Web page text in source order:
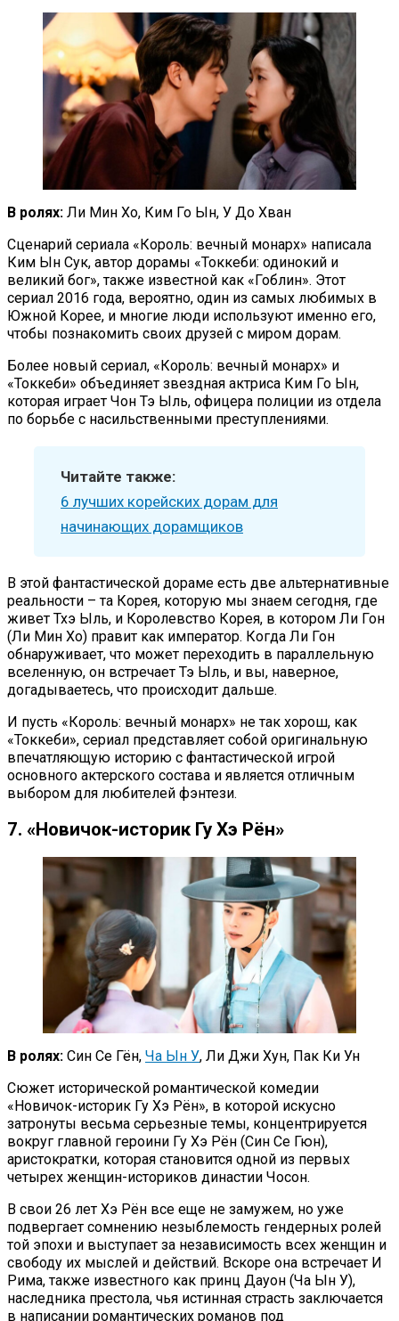
В ролях: Ли Мин Хо, Ким Го Ын, У До Хван
Сценарий сериала «Король: вечный монарх» написала
Ким Ын Сук, автор дорамы «Токкеби: одинокий и
великий бог», также известной как «Гоблин». Этот
сериал 2016 года, вероятно, один из самых любимых в
Южной Корее, и многие люди используют именно его,
чтобы познакомить своих друзей с миром дорам.
Более новый сериал, «Король: вечный монарх» и
«Токкеби» объединяет звездная актриса Ким Го Ын,
которая играет Чон Тэ Ыль, офицера полиции из отдела
по борьбе с насильственными преступлениями.
Читайте также:
6 лучших корейских дорам для
начинающих дорамщиков
В этой фантастической дораме есть две альтернативные
реальности – та Корея, которую мы знаем сегодня, где
живет Тхэ Ыль, и Королевство Корея, в котором Ли Гон
(Ли Мин Хо) правит как император. Когда Ли Гон
обнаруживает, что может переходить в параллельную
вселенную, он встречает Тэ Ыль, и вы, наверное,
догадываетесь, что происходит дальше.
И пусть «Король: вечный монарх» не так хорош, как
«Токкеби», сериал представляет собой оригинальную
впечатляющую историю с фантастической игрой
основного актерского состава и является отличным
выбором для любителей фэнтези.
7. «Новичок-историк Гу Хэ Рён»
В ролях: Син Се Гён, Ча Ын У, Ли Джи Хун, Пак Ки Ун
Сюжет исторической романтической комедии
«Новичок-историк Гу Хэ Рён», в которой искусно
затронуты весьма серьезные темы, концентрируется
вокруг главной героини Гу Хэ Рён (Син Се Гюн),
аристократки, которая становится одной из первых
четырех женщин-историков династии Чосон.
В свои 26 лет Хэ Рён все еще не замужем, но уже
подвергает сомнению незыблемость гендерных ролей
той эпохи и выступает за независимость всех женщин и
свободу их мыслей и действий. Вскоре она встречает И
Рима, также известного как принц Дауон (Ча Ын У),
наследника престола, чья истинная страсть заключается
в написании романтических романов под